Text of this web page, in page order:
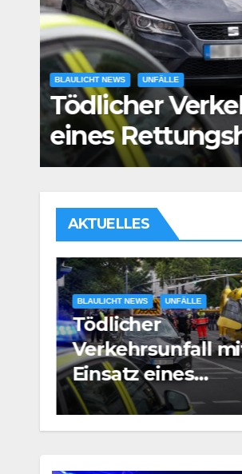
BLAULICHT NEWS
Mann vor
AKTUELLES
BLAULICHT NEWS
Mann vor Café
angeschossen